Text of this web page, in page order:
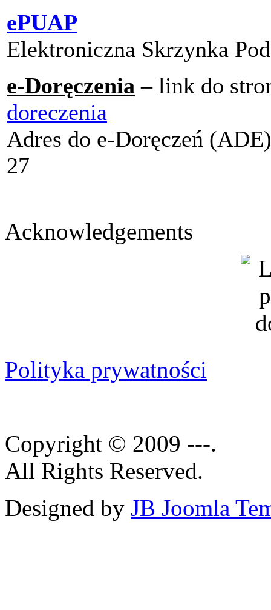
ePUAP
Elektroniczna Skrzynka
e-Doręczenia – link do
doreczenia
Adres do e-Doręczeń
27
Acknowledgements
Polityka prywatności
Copyright © 2009 ---.
All Rights Reserved.
Designed by JB Joomla